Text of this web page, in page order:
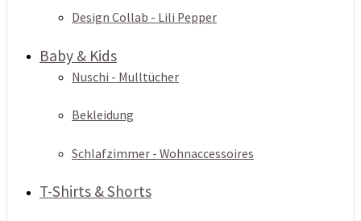
Design Collab - Lili Pepper
Baby & Kids
Nuschi - Mulltücher
Bekleidung
Schlafzimmer - Wohnaccessoires
T-Shirts & Shorts